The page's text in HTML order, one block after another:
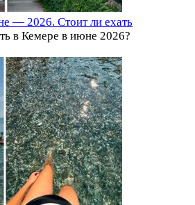
— 2026. Стоит ли ехать
в Кемере в июне 2026?